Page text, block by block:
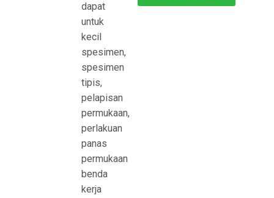
dapat
untuk
kecil
spesimen,
spesimen
tipis,
pelapisan
permukaan,
perlakuan
panas
permukaan
benda
kerja